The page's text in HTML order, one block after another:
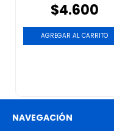
$4.600
NAVEGACIÓN